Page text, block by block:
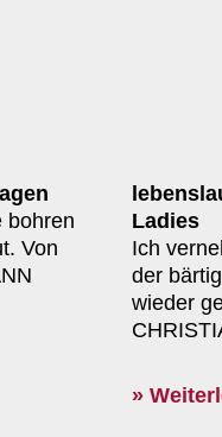
bohren
Von
Ladies
Ich
der
wieder
»